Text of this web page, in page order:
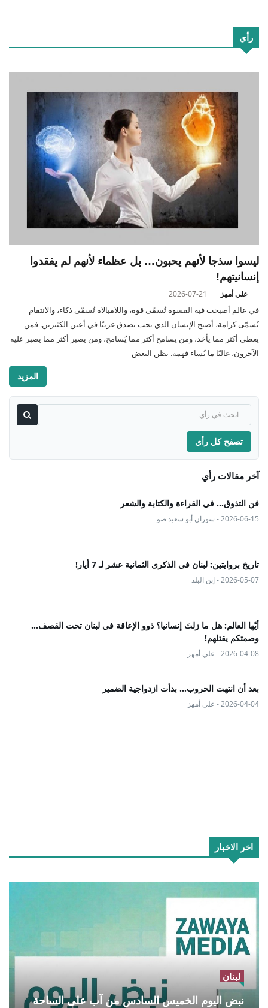
رأي
ليسوا سذجا لأنهم يحبون… بل عظماء لأنهم لم يفقدوا
إنسانيتهم!
علي أمهز 2026-07-21
في عالم أصبحت فيه القسوة تُسمّى قوة، واللامبالاة تُسمّى ذكاء، والانتقام
يُسمّى كرامة، أصبح الإنسان الذي يحب بصدق غريبًا في أعين الكثيرين. فمن
يعطي أكثر مما يأخذ، ومن يسامح أكثر مما يُسامح، ومن يصبر أكثر مما يصبر عليه
الآخرون، غالبًا ما يُساء فهمه. يظن البعض
المزيد
تصفح كل رأي
آخر مقالات رأي
فن التذوق... في القراءة والكتابة والشعر
2026-06-15 - سوزان أبو سعيد ضو
تاريخ بروايتين: لبنان في الذكرى الثمانية عشر لـ 7 أيار!
2026-05-07 - إبن البلد
أيّها العالم: هل ما زلتَ إنسانيا؟ ذوو الإعاقة في لبنان تحت القصف...
وصمتكم يقتلهم!
2026-04-08 - علي أمهز
بعد أن انتهت الحروب… بدأت ازدواجية الضمير
2026-04-04 - علي أمهز
اخر الاخبار
لبنان
نبض اليوم الخميس السادس من آب على الساحة